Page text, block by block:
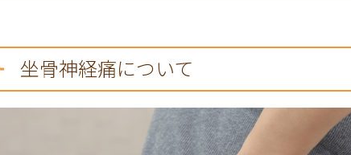
坐骨神経痛について